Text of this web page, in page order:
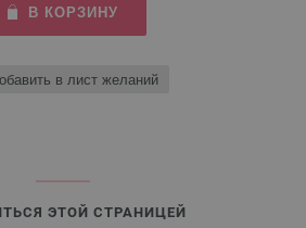
В КОРЗИНУ
в лист желаний
ЭТОЙ СТРАНИЦЕЙ